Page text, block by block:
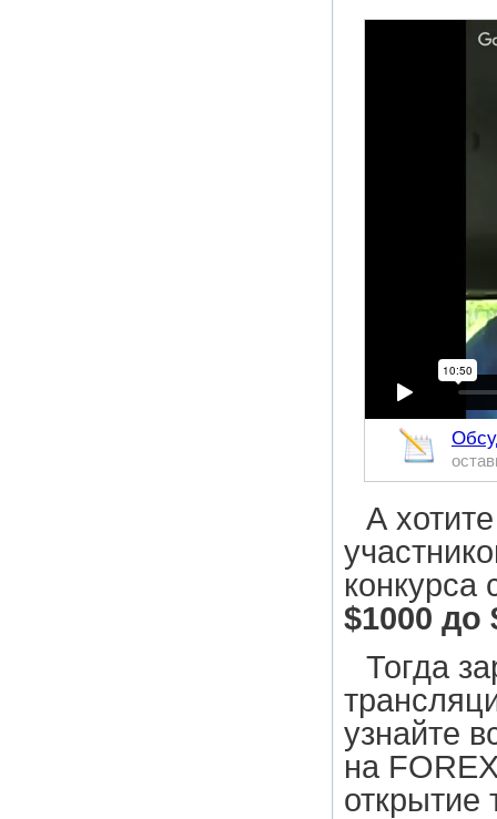
А
конкурса
$1000 до
Тогда
узнайте
на
открытие